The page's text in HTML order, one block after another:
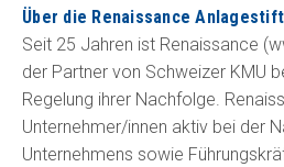
Über die Renaissance
Seit 25 Jahren ist Renaissance
der Partner von Schweizer KMU
Regelung ihrer Nachfolge.
Unternehmer/innen aktiv bei der
Unternehmens sowie